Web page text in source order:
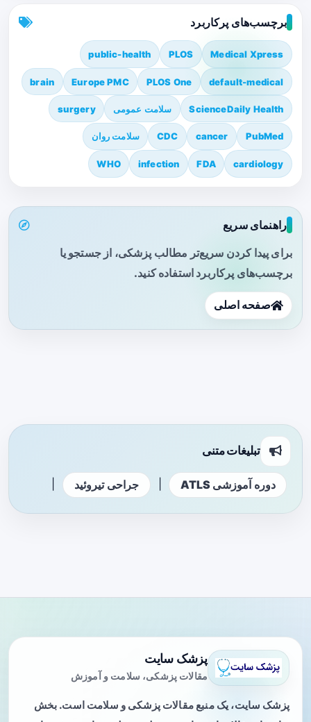
برچسب‌های پرکاربرد
Medical Xpress
PLOS
public-health
default-medical
PLOS One
Europe PMC
brain
ScienceDaily Health سلامت عمومی surgery
PubMed
cancer
CDC سلامت روان
cardiology
FDA
infection
WHO
راهنمای سریع
برای پیدا کردن سریع‌تر مطالب پزشکی، از جستجو یا
برچسب‌های پرکاربرد استفاده کنید.
صفحه اصلی
تبلیغات متنی
دوره آموزشی ATLS جراحی تیروئید
پزشک سایت
مقالات پزشکی، سلامت و آموزش
پزشک سایت، یک منبع مقالات پزشکی و سلامت است. بخش